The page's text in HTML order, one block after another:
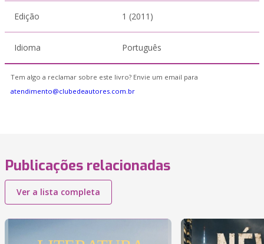
Edição 1 (2011)
Idioma Português
Tem algo a reclamar sobre este livro? Envie um email para
atendimento@clubedeautores.com.br
Publicações relacionadas
Ver a lista completa